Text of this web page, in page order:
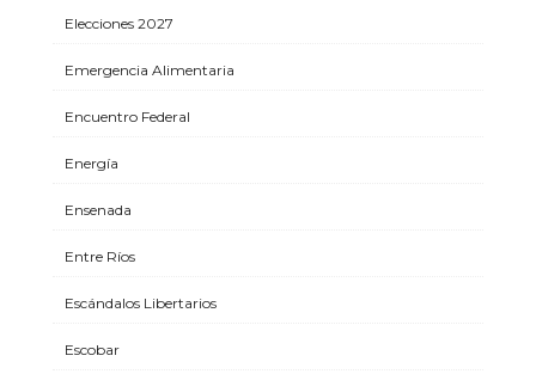
Elecciones 2027
Emergencia Alimentaria
Encuentro Federal
Energía
Ensenada
Entre Ríos
Escándalos Libertarios
Escobar